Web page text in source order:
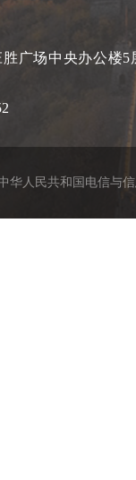
广场中央办公楼5
中华人民共和国电信与